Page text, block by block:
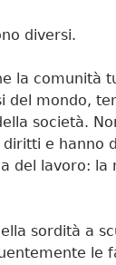
diversi.
la comunità
del mondo,
società.
e hanno
del lavoro:
sordità a
le